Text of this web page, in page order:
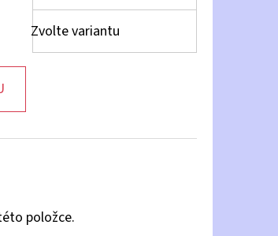
Zvolte variantu
položce.